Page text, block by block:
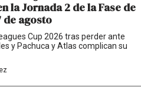
la Jornada 2 de la Fase de
de agosto
Cup 2026 tras perder ante
y Pachuca y Atlas complican su